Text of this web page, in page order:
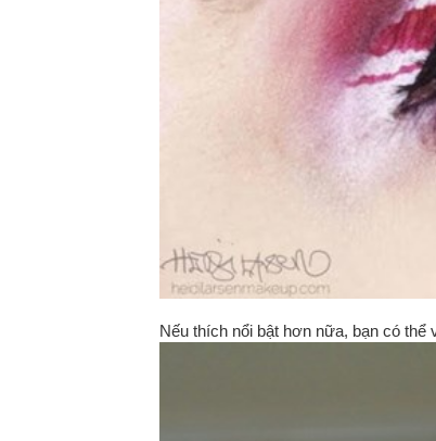
Nếu thích nổi bật hơn nữa, bạn có